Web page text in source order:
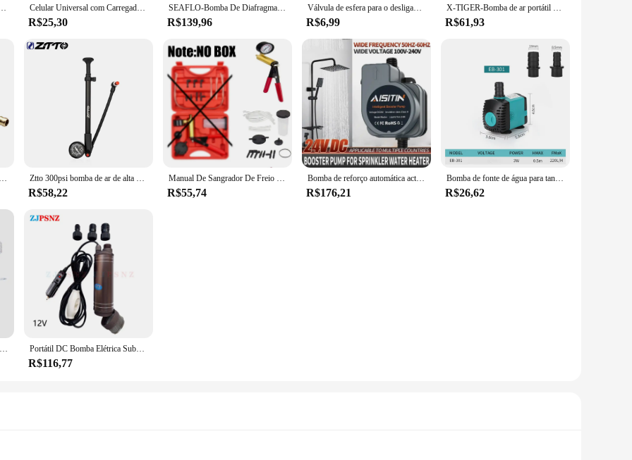
de alumínio, alta pressão com Mangueira, MTB Road Bike, Schrader e Presta Válvula Celular Universal com Carregador USB
R$25,30
SEAFLO-Bomba De Diafragma De Água Marinha Automática, Auto escorvante, Barco Elétrico, Cerveja RV Caravana, Alta Pressão, 12V, Série 23A, 40 PSI
R$139,96
Válvula de esfera para o desligamento da torneira, válvula de esfera de bronze pequena, mangueira em linha, água, óleo, ar, gás, linha de combustível, 1/4,6mm, 8mm, 10mm, 12mm
R$6,99
X-TIGER-Bomba de ar portátil da bicicleta com calibre, alta pressão, 25cm, 300psi, garfo, suspensão traseira, amortecedor, montanha
R$61,93
Bomba De Circulação De Água De Motor Sem Escova Solar, 12V DC, Resistente A Alta Temperatura, Bomba De Água Quente Ztto 300psi bomba de ar de alta pressão com medidor portátil bicicleta garfo suspensão selim pneu inflator para válvula schrader presta
R$58,22
Manual De Sangrador De Freio Kit De Bomba De Vácuo, Pistola De Vácuo, Ferramentas De Testador De Bomba, Bomba De Sangramento Do Freio Do Carro, Medidor De Pressão A Vácuo
R$55,74
Bomba de reforço automática actualizada, Bomba de água sem escova, Chuveiro doméstico, Aquecedor de água, Pressão de água adicionada, Silenciosa, 180W, 24V, Novo, 2024
R$176,21
Bomba de fonte de água para tanque de peixes, 3w, 10w, 15w, 25w, filtro 110v-240v, ultra silenciosa, submersível, bomba de aquário para lago de peixes
R$26,62
A bomba de vapor de bronze para Philips irons, espanador do vapor, navio do vestuário, café, JYZ-4P, normalmente fechado, 3mm, N, C, 2 maneira, CA 230V, G1, 8 ", 6Bar Portátil DC Bomba Elétrica Submersível, Diesel, Entrega de Combustível, Água, Esgoto, Sucção, Transferência, Bomba Elétrica, 45L por Min, 12V, 24V, 150W
R$116,77